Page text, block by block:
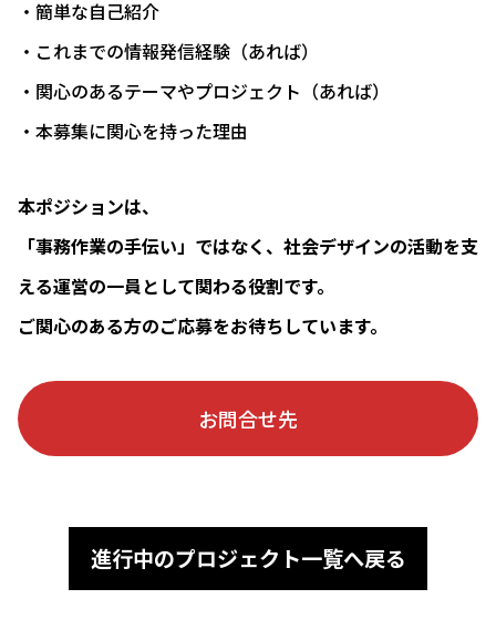
・簡単な自己紹介
・これまでの情報発信経験（あれば）
・関心のあるテーマやプロジェクト（あれば）
・本募集に関心を持った理由
本ポジションは、
「事務作業の手伝い」ではなく、社会デザインの活動を支
える運営の一員として関わる役割です。
ご関心のある方のご応募をお待ちしています。
お問合せ先
進行中のプロジェクト一覧へ戻る